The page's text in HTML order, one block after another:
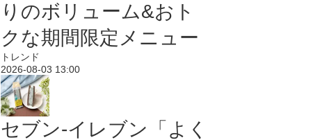
りのボリューム&おト
クな期間限定メニュー
トレンド
2026-08-03 13:00
セブン‐イレブン「よく